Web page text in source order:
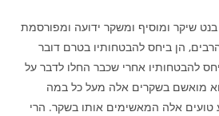
שיקר ומוסיף ומשקר ידועה ומפורסמת
הן ביחס להבטחותיו בטרם דובר
להבטחותיו אחרי שכבר החלו לדבר על
מואשם בשקרים אלה מעל כל במה
טועים אלה המאשימים אותו בשקר. הרי